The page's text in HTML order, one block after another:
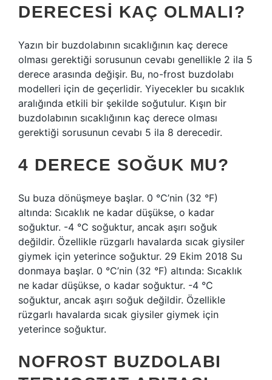
DERECESI KAÇ OLMALI?
Yazın bir buzdolabının sıcaklığının kaç derece
olması gerektiği sorusunun cevabı genellikle 2 ila 5
derece arasında değişir. Bu, no-frost buzdolabı
modelleri için de geçerlidir. Yiyecekler bu sıcaklık
aralığında etkili bir şekilde soğutulur. Kışın bir
buzdolabının sıcaklığının kaç derece olması
gerektiği sorusunun cevabı 5 ila 8 derecedir.
4 DERECE SOĞUK MU?
Su buza dönüşmeye başlar. 0 °C’nin (32 °F)
altında: Sıcaklık ne kadar düşükse, o kadar
soğuktur. -4 °C soğuktur, ancak aşırı soğuk
değildir. Özellikle rüzgarlı havalarda sıcak giysiler
giymek için yeterince soğuktur. 29 Ekim 2018 Su
donmaya başlar. 0 °C’nin (32 °F) altında: Sıcaklık
ne kadar düşükse, o kadar soğuktur. -4 °C
soğuktur, ancak aşırı soğuk değildir. Özellikle
rüzgarlı havalarda sıcak giysiler giymek için
yeterince soğuktur.
NOFROST BUZDOLABI